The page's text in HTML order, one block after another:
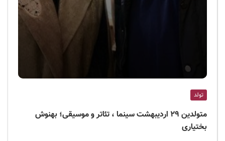
تولد
متولدین ۲۹ اردیبهشت سینما ، تئاتر و موسیقی؛ بهنوش
بختیاری